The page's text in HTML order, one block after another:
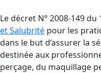
Le décret N° 2008-149
et Salubrité pour les
dans le but d’assurer la
destinée aux
perçage, du maquillage